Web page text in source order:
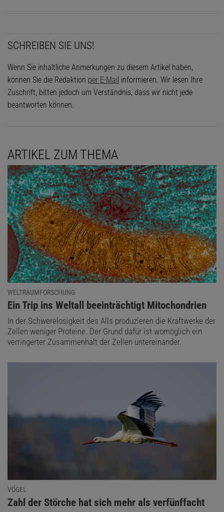
SCHREIBEN SIE UNS!
Wenn Sie inhaltliche Anmerkungen zu diesem Artikel haben,
können Sie die Redaktion per E-Mail informieren. Wir lesen Ihre
Zuschrift, bitten jedoch um Verständnis, dass wir nicht jede
beantworten können.
ARTIKEL ZUM THEMA
WELTRAUMFORSCHUNG
:
Ein Trip ins Weltall beeinträchtigt Mitochondrien
In der Schwerelosigkeit des Alls produzieren die Kraftwerke der
Zellen weniger Proteine. Der Grund dafür ist womöglich ein
verringerter Zusammenhalt der Zellen untereinander.
VÖGEL
:
Zahl der Störche hat sich mehr als verfünffacht